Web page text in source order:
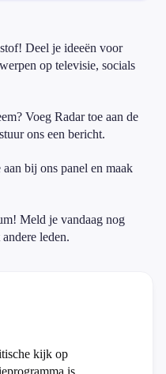
Deel je ideeën voor
op televisie, socials
Voeg Radar toe aan de
ons een bericht.
bij ons panel en maak
Meld je vandaag nog
leden.
kijk op
is